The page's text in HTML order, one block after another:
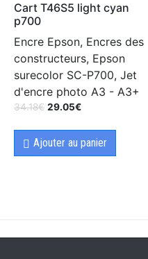
Cart T46S5 light cyan
p700
Encre Epson, Encres des
constructeurs, Epson
surecolor SC-P700, Jet
d'encre photo A3 - A3+
34.18€ 29.05€
Ajouter au panier